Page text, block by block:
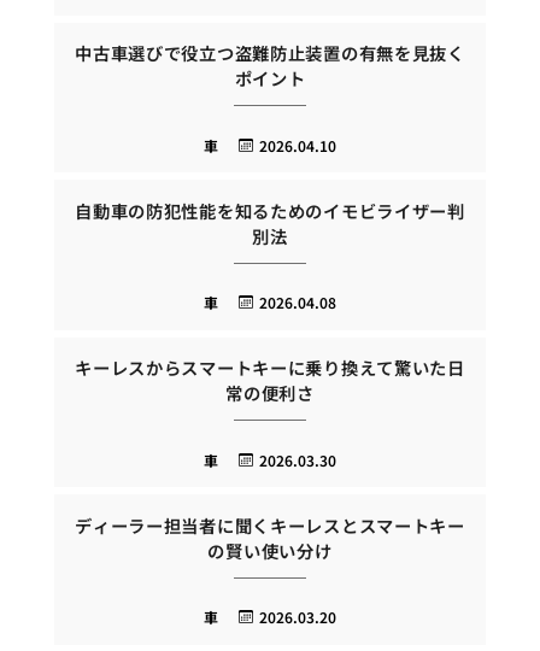
中古車選びで役立つ盗難防止装置の有無を見抜く
ポイント
2026.04.10
車
自動車の防犯性能を知るためのイモビライザー判
別法
2026.04.08
車
キーレスからスマートキーに乗り換えて驚いた日
常の便利さ
2026.03.30
車
ディーラー担当者に聞くキーレスとスマートキー
の賢い使い分け
2026.03.20
車